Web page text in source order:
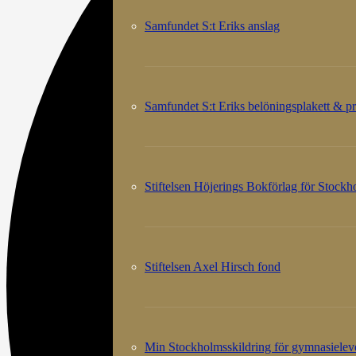
Samfundet S:t Eriks anslag
Samfundet S:t Eriks belöningsplakett &
Stiftelsen Höjerings Bokförlag för
Stiftelsen Axel Hirsch fond
Min Stockholmsskildring för